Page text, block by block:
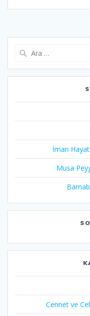
İman
Musa
Cennet ve